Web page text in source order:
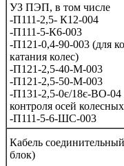
УЗ ПЭП, в том числе
-П111-2,5- К12-004
-П111-5-К6-003
-П121-0,4-90-003 (для
катания колес)
-П121-2,5-40-М-003
-П121-2,5-50-М-003
-П131-2,5-0є/18є-ВО-
контроля осей
-П111-5-6-ШС-003
Кабель
блок)